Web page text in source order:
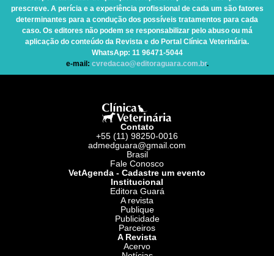
prescreve. A perícia e a experiência profissional de cada um são fatores
determinantes para a condução dos possíveis tratamentos para cada
caso. Os editores não podem se responsabilizar pelo abuso ou má
aplicação do conteúdo da Revista e do Portal Clínica Veterinária.
WhatsApp: 11 96471-5044
e-mail: cvredacao@editoraguara.com.br.
Contato
+55 (11) 98250-0016
admedguara@gmail.com
Brasil
Fale Conosco
VetAgenda - Cadastre um evento
Institucional
Editora Guará
A revista
Publique
Publicidade
Parceiros
A Revista
Acervo